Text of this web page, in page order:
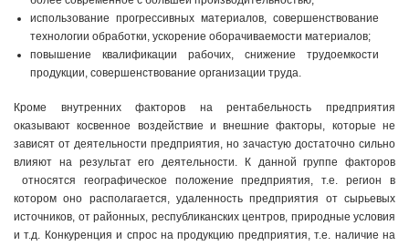
использование прогрессивных материалов, совершенствование
технологии обработки, ускорение оборачиваемости материалов;
повышение квалификации рабочих, снижение трудоемкости
продукции, совершенствование организации труда.
Кроме внутренних факторов на рентабельность предприятия
оказывают косвенное воздействие и внешние факторы, которые не
зависят от деятельности предприятия, но зачастую достаточно сильно
влияют на результат его деятельности. К данной группе факторов
относятся географическое положение предприятия, т.е. регион в
котором оно располагается, удаленность предприятия от сырьевых
источников, от районных, республиканских центров, природные условия
и т.д. Конкуренция и спрос на продукцию предприятия, т.е. наличие на